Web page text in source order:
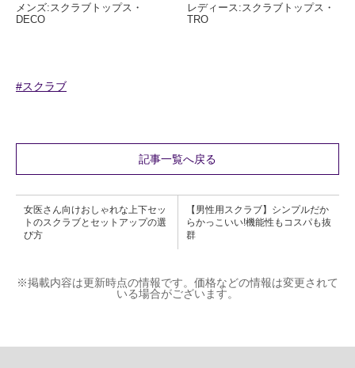
メンズ:スクラブトップス・
DECO
レディース:スクラブトップス・
TRO
#スクラブ
記事一覧へ戻る
女医さん向けおしゃれな上下セッ
トのスクラブとセットアップの選
び方
【男性用スクラブ】シンプルだか
らかっこいい!機能性もコスパも抜
群
※掲載内容は更新時点の情報です。価格などの情報は変更されて
いる場合がございます。